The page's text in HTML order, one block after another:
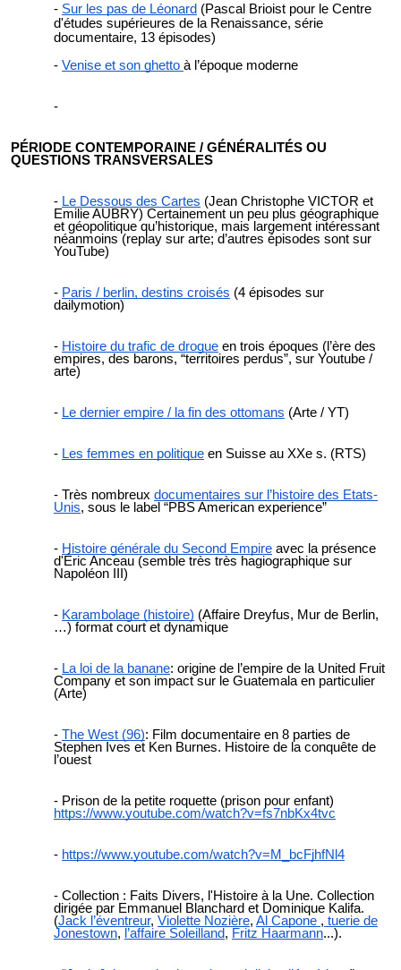
Sur les pas de Léonard (Pascal Brioist pour le Centre
d'études supérieures de la Renaissance, série
documentaire, 13 épisodes)
Venise et son ghetto à l’époque moderne
PÉRIODE CONTEMPORAINE / GÉNÉRALITÉS OU
QUESTIONS TRANSVERSALES
Le Dessous des Cartes (Jean Christophe VICTOR et
Emilie AUBRY) Certainement un peu plus géographique
et géopolitique qu’historique, mais largement intéressant
néanmoins (replay sur arte; d’autres épisodes sont sur
YouTube)
Paris / berlin, destins croisés (4 épisodes sur
dailymotion)
Histoire du trafic de drogue en trois époques (l’ère des
empires, des barons, “territoires perdus”, sur Youtube /
arte)
Le dernier empire / la fin des ottomans (Arte / YT)
Les femmes en politique en Suisse au XXe s. (RTS)
Très nombreux documentaires sur l’histoire des Etats-
Unis, sous le label “PBS American experience”
Histoire générale du Second Empire avec la présence
d'Éric Anceau (semble très très hagiographique sur
Napoléon III)
Karambolage (histoire) (Affaire Dreyfus, Mur de Berlin,
…) format court et dynamique
La loi de la banane: origine de l’empire de la United Fruit
Company et son impact sur le Guatemala en particulier
(Arte)
The West (96): Film documentaire en 8 parties de
Stephen Ives et Ken Burnes. Histoire de la conquête de
l’ouest
Prison de la petite roquette (prison pour enfant)
https://www.youtube.com/watch?v=fs7nbKx4tvc
https://www.youtube.com/watch?v=M_bcFjhfNl4
Collection : Faits Divers, l'Histoire à la Une. Collection
dirigée par Emmanuel Blanchard et Dominique Kalifa.
(Jack l’éventreur, Violette Nozière, Al Capone , tuerie de
Jonestown, l’affaire Soleilland, Fritz Haarmann...).